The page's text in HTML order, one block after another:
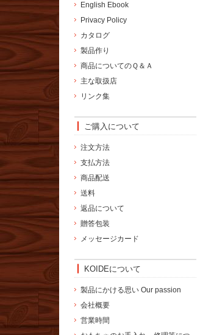
English Ebook
Privacy Policy
カタログ
製品作り
商品についてのＱ＆Ａ
主な取扱店
リンク集
ご購入について
注文方法
支払方法
商品配送
送料
返品について
贈答包装
メッセージカード
KOIDEについて
製品にかける思い Our passion
会社概要
営業時間